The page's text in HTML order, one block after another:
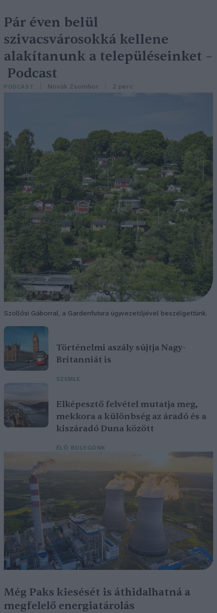
Pár éven belül
szivacsvárosokká kellene
alakítanunk a településeinket –
Podcast
PODCAST Novák Zsombor 2 perc
Szöllősi Gáborral, a Gardenfutura ügyvezetőjével beszélgettünk.
Történelmi aszály sújtja Nagy-
Britanniát is
SZEMLE
Elképesztő felvétel mutatja meg,
mekkora a különbség az áradó és a
kiszáradó Duna között
ÉLŐ BOLYGÓNK
Még Paks kiesését is áthidalhatná a
megfelelő energiatárolás